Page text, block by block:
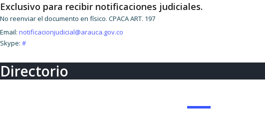
Exclusivo para recibir notificaciones judiciales.
No reenviar el documento en físico. CPACA ART. 197
Email: notificacionjudicial@arauca.gov.co
Skype: #
Directorio